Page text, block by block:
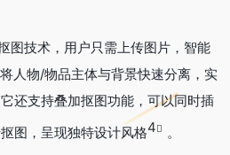
图技术，用户只需上传图片，智能
人物/物品主体与背景快速分离，实
还支持叠加抠图功能，可以同时插
图，呈现独特设计风格4 。